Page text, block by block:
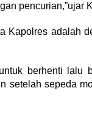
pencurian,”ujar
Kapolres adalah
berhenti lalu
setelah sepeda